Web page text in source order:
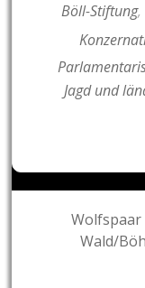
Böll-Stiftung,
Jagd und
PostWolfspaar
Wald/